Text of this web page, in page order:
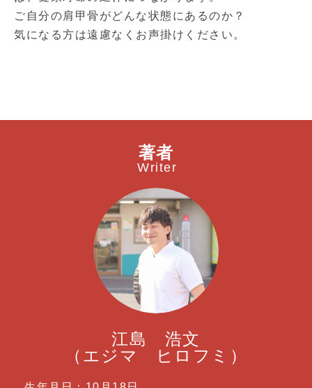
ご自分の肩甲骨がどんな状態にあるのか？
気になる方は遠慮なくお声掛けください。
著者
Writer
江島 浩文
（エジマ ヒロフミ）